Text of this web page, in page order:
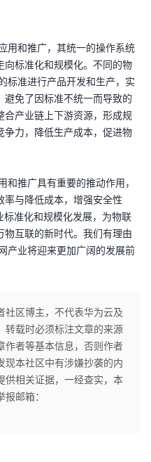
用和推广，其统一的操作系统
向标准化和规模化。不同的物
标准进行产品开发和生产，实
免了因标准不统一而导致的
产业链上下游资源，形成规
争力，降低生产成本，促进物
推广具有重要的推动作用，
率与降低成本，增强安全性
准化和规模化发展，为物联
互联的新时代。我们有理由
产业将迎来更加广阔的发展前
社区博主，不代表华为云及
转载时必须标注文章的来源
作者等基本信息，否则作者
现本社区中有涉嫌抄袭的内
供相关证据，一经查实，本
邮箱：